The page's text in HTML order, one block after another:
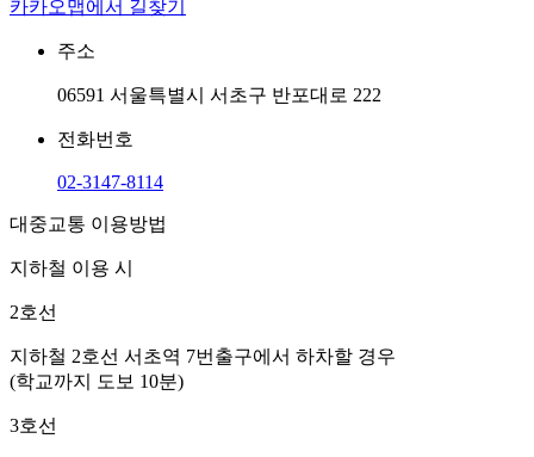
카카오맵에서 길찾기
주소
06591 서울특별시 서초구 반포대로 222
전화번호
02-3147-8114
대중교통 이용방법
지하철 이용 시
2호선
지하철 2호선 서초역 7번출구에서 하차할 경우
(학교까지 도보 10분)
3호선